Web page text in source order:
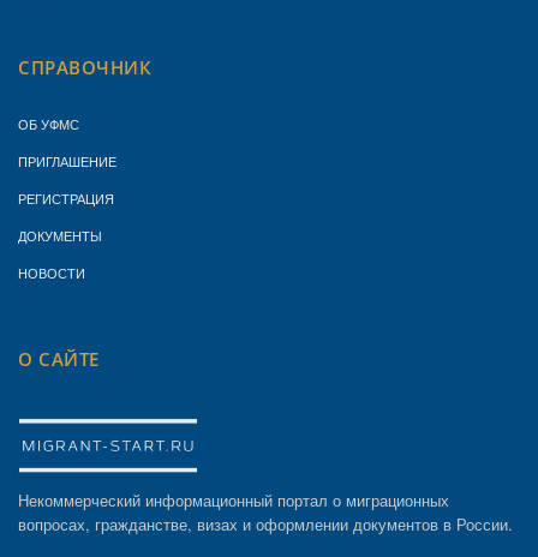
СПРАВОЧНИК
ОБ УФМС
ПРИГЛАШЕНИЕ
РЕГИСТРАЦИЯ
ДОКУМЕНТЫ
НОВОСТИ
О САЙТЕ
Некоммерческий информационный портал о миграционных
вопросах, гражданстве, визах и оформлении документов в России.